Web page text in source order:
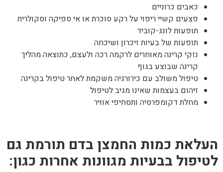
כאבים כרוניים
פצעים קשיי ריפוי על רקע סוכרת או אי ספיקה וסקולרית
תופעות לונג-קוביד
תופעות של בעיות זיכרון ושיכחה
נזקי קרינה מאוחרים לרקמה רכה ולעצם, כתוצאה מהליך
קרינה שבוצע בגוף
טיפול משולב עם כירורגיה משקמת לאחר טיפול בקרינה
זיהום בעצמות שאינו מגיב לטיפול
מחלת דקומפרסיה ותסחיפי אוויר
העלאת כמות החמצן בדם תורמת גם
לטיפול בבעיות מגוונות אחרות כגון: